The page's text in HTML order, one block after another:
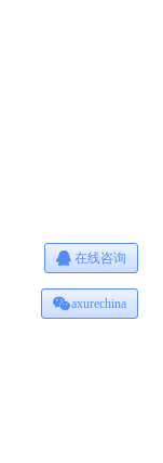
在线咨询
axurechina